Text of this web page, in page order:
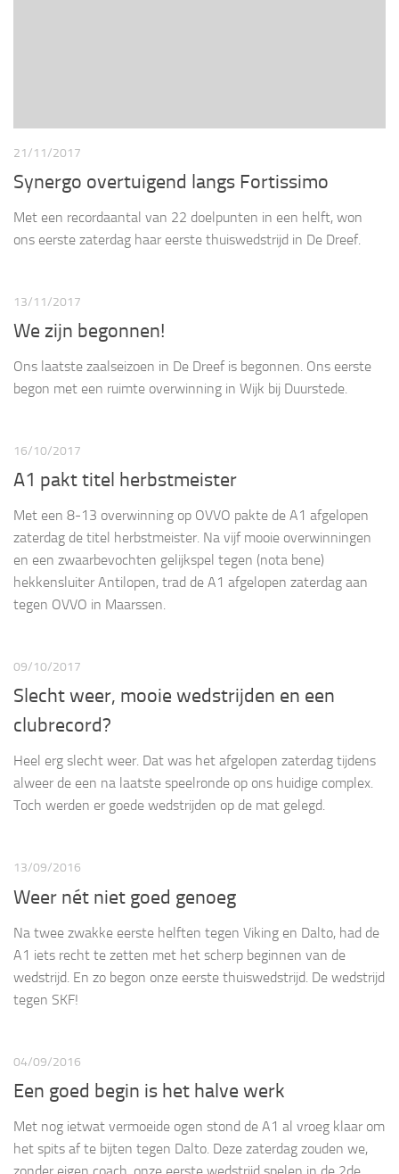
21/11/2017
Synergo overtuigend langs Fortissimo
Met een recordaantal van 22 doelpunten in een helft, won
ons eerste zaterdag haar eerste thuiswedstrijd in De Dreef.
13/11/2017
We zijn begonnen!
Ons laatste zaalseizoen in De Dreef is begonnen. Ons eerste
begon met een ruimte overwinning in Wijk bij Duurstede.
16/10/2017
A1 pakt titel herbstmeister
Met een 8-13 overwinning op OVVO pakte de A1 afgelopen
zaterdag de titel herbstmeister. Na vijf mooie overwinningen
en een zwaarbevochten gelijkspel tegen (nota bene)
hekkensluiter Antilopen, trad de A1 afgelopen zaterdag aan
tegen OVVO in Maarssen.
09/10/2017
Slecht weer, mooie wedstrijden en een
clubrecord?
Heel erg slecht weer. Dat was het afgelopen zaterdag tijdens
alweer de een na laatste speelronde op ons huidige complex.
Toch werden er goede wedstrijden op de mat gelegd.
13/09/2016
Weer nét niet goed genoeg
Na twee zwakke eerste helften tegen Viking en Dalto, had de
A1 iets recht te zetten met het scherp beginnen van de
wedstrijd. En zo begon onze eerste thuiswedstrijd. De wedstrijd
tegen SKF!
04/09/2016
Een goed begin is het halve werk
Met nog ietwat vermoeide ogen stond de A1 al vroeg klaar om
het spits af te bijten tegen Dalto. Deze zaterdag zouden we,